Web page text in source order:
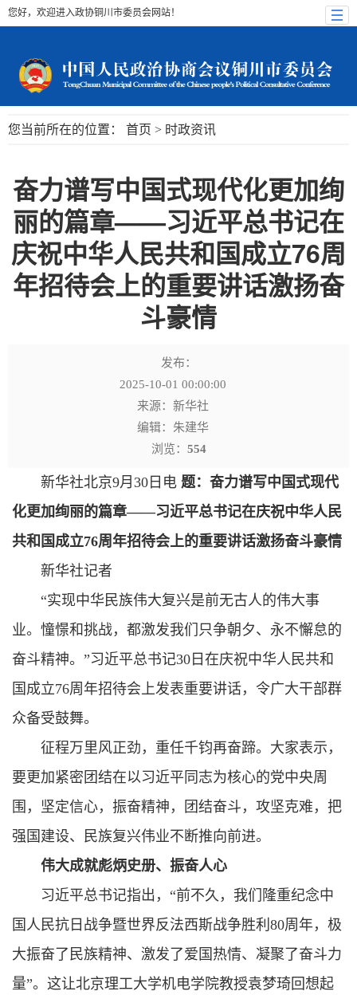
您好，欢迎进入政协铜川市委员会网站！
您当前所在的位置： 首页 > 时政资讯
奋力谱写中国式现代化更加绚
丽的篇章——习近平总书记在
庆祝中华人民共和国成立76周
年招待会上的重要讲话激扬奋
斗豪情
发布：
2025-10-01 00:00:00
来源：新华社
编辑：朱建华
浏览： 554
新华社北京9月30日电 题：奋力谱写中国式现代
化更加绚丽的篇章——习近平总书记在庆祝中华人民
共和国成立76周年招待会上的重要讲话激扬奋斗豪情
新华社记者
“实现中华民族伟大复兴是前无古人的伟大事
业。憧憬和挑战，都激发我们只争朝夕、永不懈怠的
奋斗精神。”习近平总书记30日在庆祝中华人民共和
国成立76周年招待会上发表重要讲话，令广大干部群
众备受鼓舞。
征程万里风正劲，重任千钧再奋蹄。大家表示，
要更加紧密团结在以习近平 同志为核心的党中央周
围，坚定信心，振奋精神，团结奋斗，攻坚克难，把
强国建设、民族复兴伟业不断推向前进。
伟大成就彪炳史册、振奋人心
习近平总书记指出，“前不久，我们隆重纪念中
国人民抗日战争暨世界反法西斯战争胜利80周年，极
大振奋了民族精神、激发了爱国热情、凝聚了奋斗力
量”。这让北京理工大学机电学院教授袁梦琦回想起